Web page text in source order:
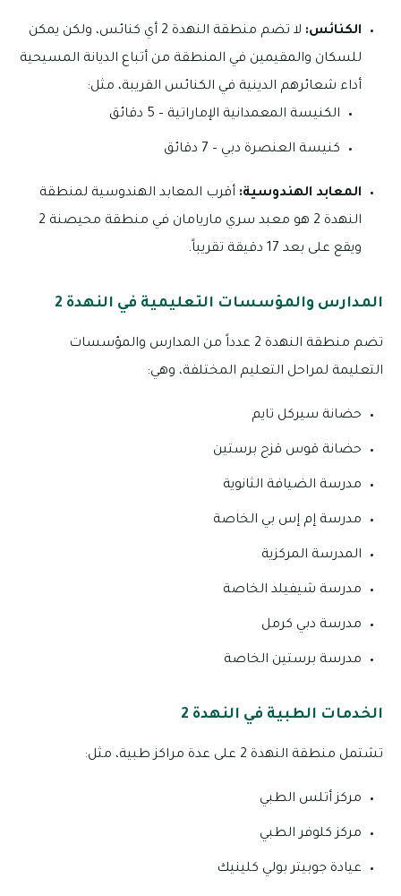
الكنائس:
لا تضم منطقة النهدة 2 أي كنائس، ولكن يمكن
للسكان والمقيمين في المنطقة من أتباع الديانة المسيحية
أداء شعائرهم الدينية في الكنائس القريبة، مثل:
الكنيسة المعمدانية الإماراتية – 5 دقائق
كنيسة العنصرة دبي – 7 دقائق
المعابد الهندوسية: أقرب المعابد الهندوسية لمنطقة
النهدة 2 هو معبد سري ماريامان في منطقة محيصنة 2
ويقع على بعد 17 دقيقة تقريباً.
المدارس والمؤسسات التعليمية في النهدة 2
تضم منطقة النهدة 2 عدداً من المدارس والمؤسسات
التعليمة لمراحل التعليم المختلفة، وهي:
حضانة سيركل تايم
حضانة قوس قزح برستين
مدرسة الضيافة الثانوية
مدرسة إم إس بي الخاصة
المدرسة المركزية
مدرسة شيفيلد الخاصة
مدرسة دبي كرمل
مدرسة برستين الخاصة
الخدمات الطبية في النهدة 2
تشتمل منطقة النهدة 2 على عدة مراكز طبية، مثل:
مركز أتلس الطبي
مركز كلوفر الطبي
عيادة جوبيتر بولي كلينيك